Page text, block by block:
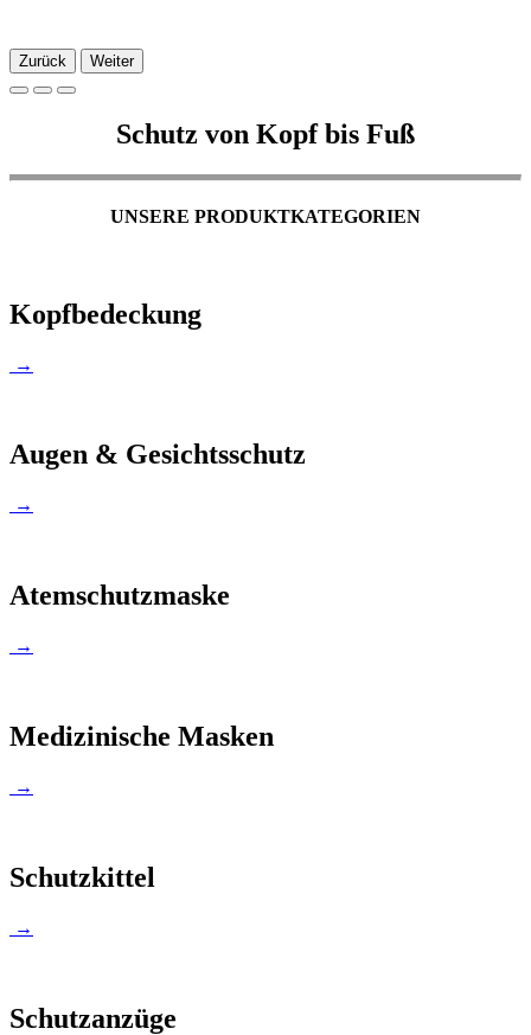
Zurück Weiter
Schutz von Kopf bis Fuß
UNSERE PRODUKTKATEGORIEN
Kopfbedeckung
→
Augen & Gesichtsschutz
→
Atemschutzmaske
→
Medizinische Masken
→
Schutzkittel
→
Schutzanzüge